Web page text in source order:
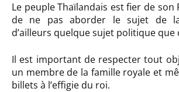
Le peuple Thaïlandais est fier de son
de ne pas aborder le sujet de
d’ailleurs quelque sujet politique que
Il est important de respecter tout
un membre de la famille royale et
billets à l’effigie du roi.